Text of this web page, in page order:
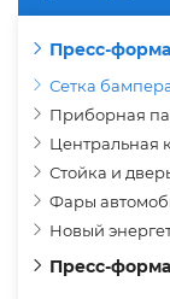
Пресс-
Сетка
Приборная
Центральная
Стойка и
Фары
Новый
Пресс-